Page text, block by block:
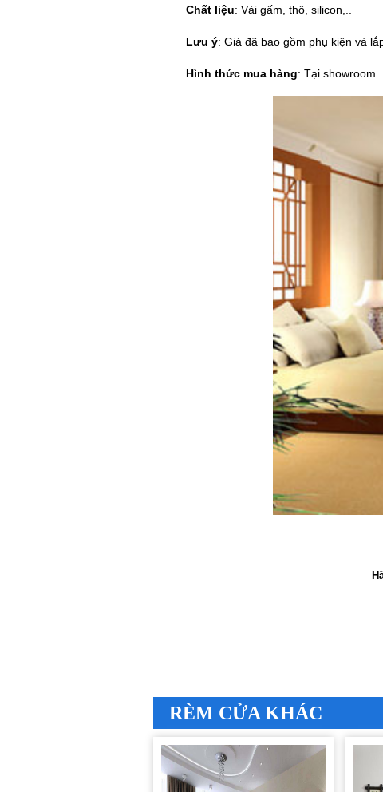
Chất liệu: Vải gấm, thô, silicon,..
Lưu ý: Giá đã bao gồm phụ kiện và
Hình thức mua hàng: Tại showroom
RÈM CỬA KHÁC